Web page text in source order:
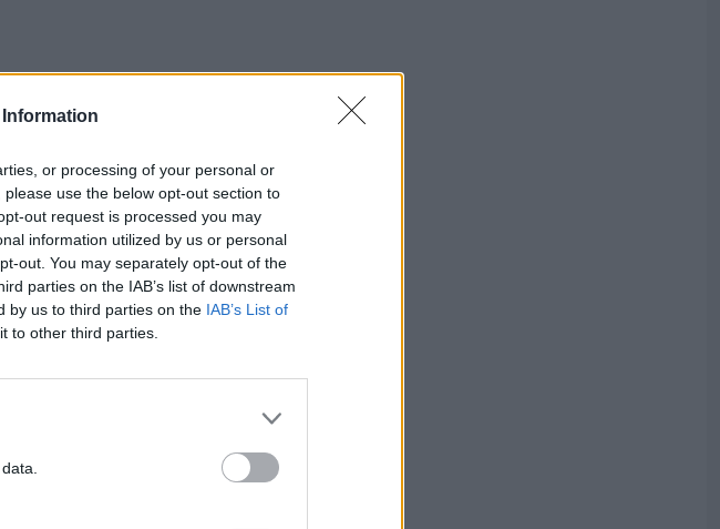
or processing of your personal or
use the below opt-out section to
out request is processed you may
information utilized by us or personal
out. You may separately opt-out of the
parties on the IAB’s list of downstream
by us to third parties on the IAB’s List of
to other third parties.